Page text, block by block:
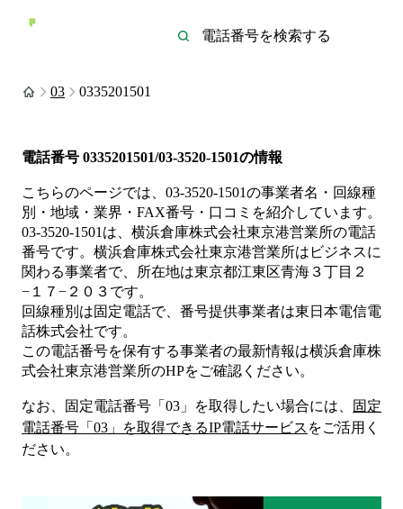
03 0335201501
電話番号 0335201501/03-3520-1501の情報
こちらのページでは、 03-3520-1501の事業者名・回線種
別・地域・業界・FAX番号・口コミを紹介しています。
03-3520-1501 は、 横浜倉庫株式会社東京港営業所の電話
番号です。 横浜倉庫株式会社東京港営業所は ビジネスに
関わる事業者で、所在地は東京都江東区青海３丁目２
−１７−２０３ です。
回線種別は固定電話で、番号提供事業者は東日本電信電
話株式会社です。
この電話番号を保有する事業者の最新情報は横浜倉庫株
式会社東京港営業所のHPをご確認ください。
なお、固定電話番号「 03 」を取得したい場合には、
固定
電話番号「 03 」を取得できるIP電話サービス をご活用く
ださい。